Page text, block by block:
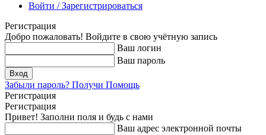
Войти / Зарегистрироваться
Регистрация
Добро пожаловать! Войдите в свою учётную запись
Ваш логин
Ваш пароль
Забыли пароль? Получи Помощь
Регистрация
Регистрация
Привет! Заполни поля и будь с нами
Ваш адрес электронной почты